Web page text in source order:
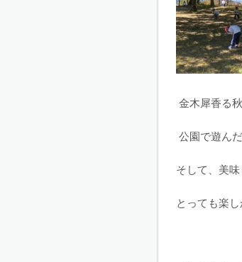
金木犀香る
公園で遊ん
そして、美味
とっても楽し